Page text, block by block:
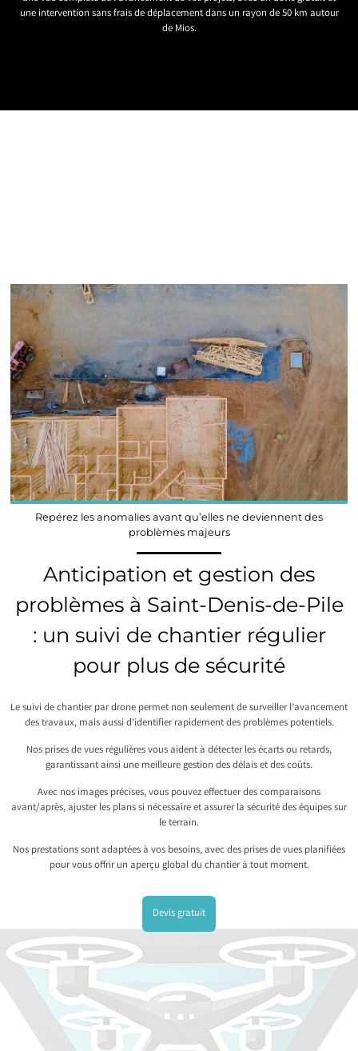
une intervention sans frais de déplacement dans un rayon de 50 km autour
de Mios.
Repérez les anomalies avant qu’elles ne deviennent des
problèmes majeurs
Anticipation et gestion des
problèmes à Saint-Denis-de-Pile
: un suivi de chantier régulier
pour plus de sécurité
Le suivi de chantier par drone permet non seulement de surveiller l’avancement
des travaux, mais aussi d’identifier rapidement des problèmes potentiels.
Nos prises de vues régulières vous aident à détecter les écarts ou retards,
garantissant ainsi une meilleure gestion des délais et des coûts.
Avec nos images précises, vous pouvez effectuer des comparaisons
avant/après, ajuster les plans si nécessaire et assurer la sécurité des équipes sur
le terrain.
Nos prestations sont adaptées à vos besoins, avec des prises de vues planifiées
pour vous offrir un aperçu global du chantier à tout moment.
Devis gratuit